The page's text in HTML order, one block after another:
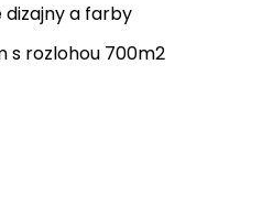
a farby
s rozlohou 700m2